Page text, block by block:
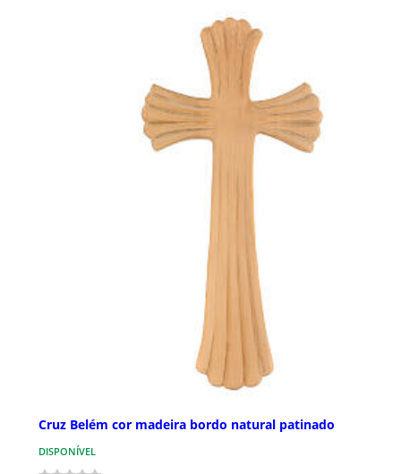
Cruz Belém cor madeira bordo natural patinado
DISPONÍVEL